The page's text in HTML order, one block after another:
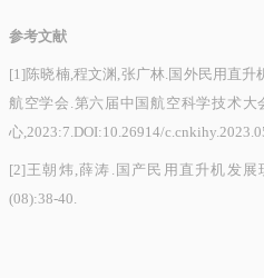
参考文献
[1]陈晓楠,程文渊,张广林.国外民用直
航空学会.第六届中国航空科学技术
心,2023:7.DOI:10.26914/
[2]王朝炜,薛涛.国产民用直升机发展
(08):38-40.